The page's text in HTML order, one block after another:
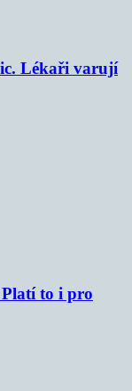
Lékaři varují
Platí to i pro